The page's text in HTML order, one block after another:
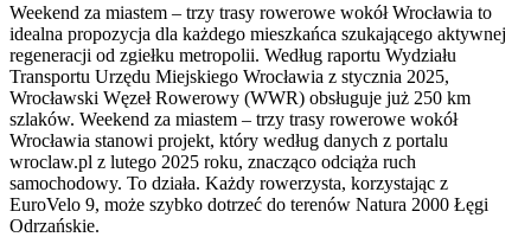
Weekend za miastem – trzy trasy rowerowe wokół Wrocławia to
idealna propozycja dla każdego mieszkańca szukającego aktywnej
regeneracji od zgiełku metropolii. Według raportu Wydziału
Transportu Urzędu Miejskiego Wrocławia z stycznia 2025,
Wrocławski Węzeł Rowerowy (WWR) obsługuje już 250 km
szlaków. Weekend za miastem – trzy trasy rowerowe wokół
Wrocławia stanowi projekt, który według danych z portalu
wroclaw.pl z lutego 2025 roku, znacząco odciąża ruch
samochodowy. To działa. Każdy rowerzysta, korzystając z
EuroVelo 9, może szybko dotrzeć do terenów Natura 2000 Łęgi
Odrzańskie.